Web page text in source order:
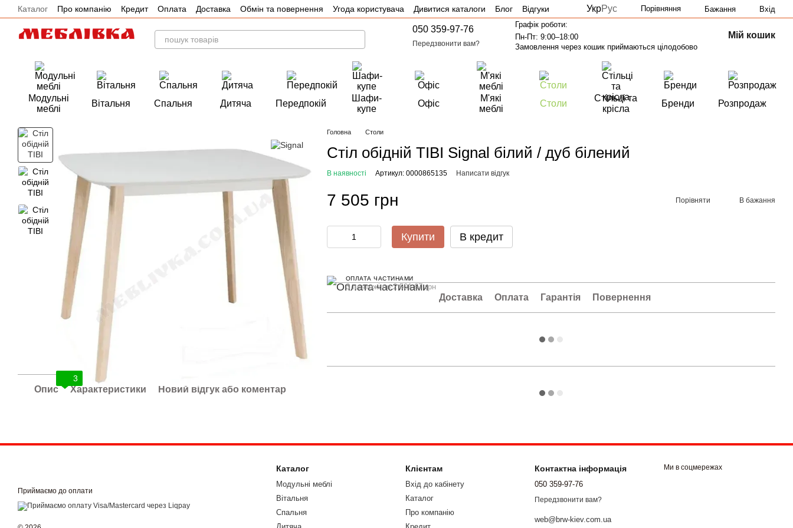
Перейти до основного контенту
Каталог Про компанію Кредит Оплата Доставка Обмін та повернення Угода користувача Дивитися каталоги Блог
Відгуки
Акції
УкрРус Порівняння Бажання Вхід
050 359-97-76
Передзвонити вам?
Графік роботи:
Пн-Пт: 9:00–18:00
Замовлення через кошик приймаються цілодобово
Мій кошик
Модульні
меблі
Вітальня Спальня Дитяча Передпокій
Шафи-
купе
Офіс
М'які
меблі
Столи
Стільці та
крісла
Бренди Розпродаж
3
Опис Характеристики Новий відгук або коментар
Головна Столи
Стіл обідній TIBI Signal білий / дуб білений
В наявності Артикул: 0000865135 Написати відгук
7 505 грн Порівняти В бажання
Купити В кредит
ОПЛАТА ЧАСТИНАМИ
3 платежі по 2 501.67 грн
Доставка Оплата Гарантія Повернення
Приймаємо до оплати
Каталог
Модульні меблі
Вітальня
Спальня
Клієнтам
Вхід до кабінету
Каталог
Про компанію
Контактна інформація
050 359-97-76
Передзвонити вам?
web@brw-kiev.com.ua
Ми в соцмережах